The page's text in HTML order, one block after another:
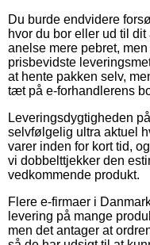
Du burde endvidere
hvor du bor eller ud til
anelse mere pebret,
prisbevidste
at hente pakken selv,
tæt på e-forhandlerens
Leveringsdygtigheden
selvfølgelig ultra aktuel
varer inden for kort tid,
vi dobbelttjekker den
vedkommende produkt.
Flere e-firmaer i
levering på mange
men det antager at